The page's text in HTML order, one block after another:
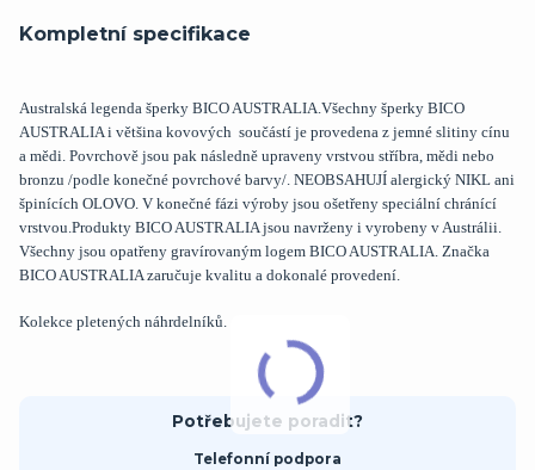
Kompletní specifikace
Australská legenda šperky BICO AUSTRALIA.Všechny šperky BICO
AUSTRALIA i většina kovových součástí je provedena z jemné slitiny cínu
a mědi. Povrchově jsou pak následně upraveny vrstvou stříbra, mědi nebo
bronzu /podle konečné povrchové barvy/. NEOBSAHUJÍ alergický NIKL ani
špinících OLOVO. V konečné fázi výroby jsou ošetřeny speciální chránící
vrstvou.Produkty BICO AUSTRALIA jsou navrženy i vyrobeny v Austrálii.
Všechny jsou opatřeny gravírovaným logem BICO AUSTRALIA. Značka
BICO AUSTRALIA zaručuje kvalitu a dokonalé provedení.
Kolekce pletených náhrdelníků.
Potřebujete poradit?
Telefonní podpora